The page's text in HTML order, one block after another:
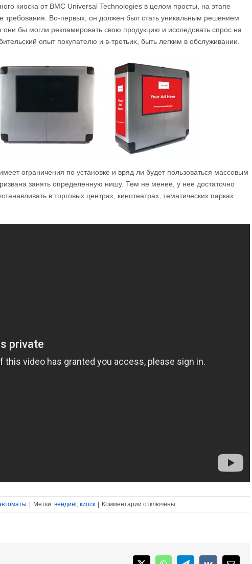
киоска от BMC Universal Technologies в целом просты, на этапе
требования. Во-первых, он должен был стать уникальным решением
бы могли рекламировать свою продукцию и исследовать спрос на
опыт покупателю и в-третьих, быть легким в обслуживании.
ограничения по установке и вряд ли будет пользоваться массовым
занять определенную нишу. Тем не менее, у нее достаточно
в торговых центрах, кинотеатрах, тематических парках
Метки: вендинг, киоск Комментарии к
записи
Beaver
отключены